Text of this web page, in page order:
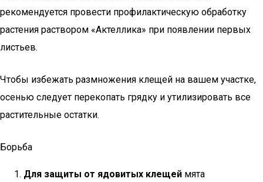
рекомендуется провести профилактическую обработку
растения раствором «Актеллика» при появлении первых
листьев.
Чтобы избежать размножения клещей на вашем участке,
осенью следует перекопать грядку и утилизировать все
растительные остатки.
Борьба
Для защиты от ядовитых клещей мята